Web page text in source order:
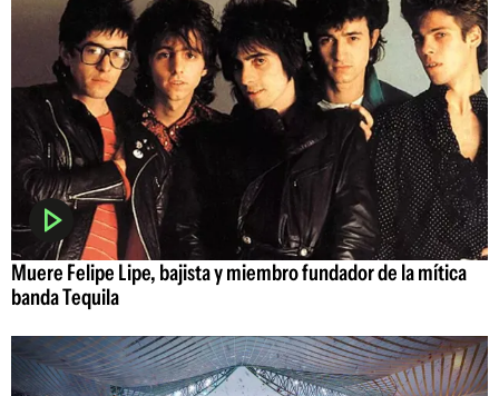
Muere Felipe Lipe, bajista y miembro fundador de la mítica
banda Tequila